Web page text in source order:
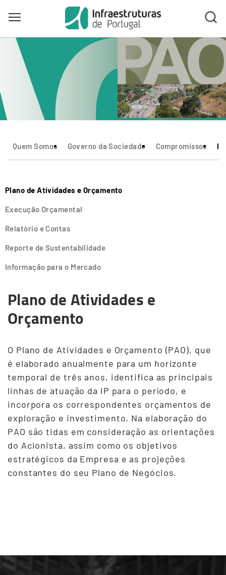
Toggle main menu visibility
Quem Somos Governo da Sociedade Compromissos
Plano de Atividades e Orçamento
Execução Orçamental
Relatório e Contas
Reporte de Sustentabilidade
Informação para o Mercado
Plano de Atividades e
Orçamento
O Plano de Atividades e Orçamento (PAO), que
é elaborado anualmente para um horizonte
temporal de três anos, identifica as principais
linhas de atuação da IP para o período, e
incorpora os correspondentes orçamentos de
exploração e investimento. Na elaboração do
PAO são tidas em consideração as orientações
do Acionista, assim como os objetivos
estratégicos da Empresa e as projeções
constantes do seu Plano de Negócios.